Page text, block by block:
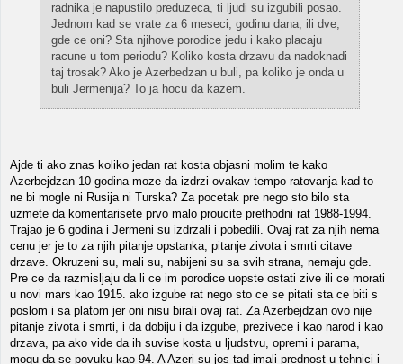
radnika je napustilo preduzeca, ti ljudi su izgubili posao.
Jednom kad se vrate za 6 meseci, godinu dana, ili dve,
gde ce oni? Sta njihove porodice jedu i kako placaju
racune u tom periodu? Koliko kosta drzavu da nadoknadi
taj trosak? Ako je Azerbedzan u buli, pa koliko je onda u
buli Jermenija? To ja hocu da kazem.
Ajde ti ako znas koliko jedan rat kosta objasni molim te kako
Azerbejdzan 10 godina moze da izdrzi ovakav tempo ratovanja kad to
ne bi mogle ni Rusija ni Turska? Za pocetak pre nego sto bilo sta
uzmete da komentarisete prvo malo proucite prethodni rat 1988-1994.
Trajao je 6 godina i Jermeni su izdrzali i pobedili. Ovaj rat za njih nema
cenu jer je to za njih pitanje opstanka, pitanje zivota i smrti citave
drzave. Okruzeni su, mali su, nabijeni su sa svih strana, nemaju gde.
Pre ce da razmisljaju da li ce im porodice uopste ostati zive ili ce morati
u novi mars kao 1915. ako izgube rat nego sto ce se pitati sta ce biti s
poslom i sa platom jer oni nisu birali ovaj rat. Za Azerbejdzan ovo nije
pitanje zivota i smrti, i da dobiju i da izgube, prezivece i kao narod i kao
drzava, pa ako vide da ih suvise kosta u ljudstvu, opremi i parama,
mogu da se povuku kao 94. A Azeri su jos tad imali prednost u tehnici i